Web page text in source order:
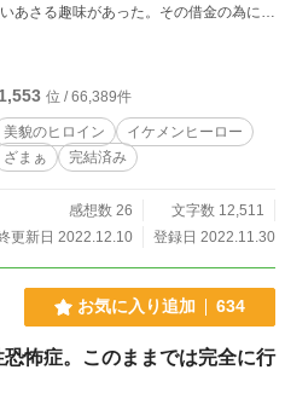
あさる趣味があった。その借金の為に売
いで有名な男性だった。 ※ゆるふ
現代社会的な文明器機が出てくる場合が
位 / 66,389件
美貌のヒロイン
イケメンヒーロー
ざまぁ 完結済み
感想数 26
文字数 12,511
更新日 2022.12.10
登録日 2022.11.30
お気に入り追加 634
恐怖症。このままでは完全に行